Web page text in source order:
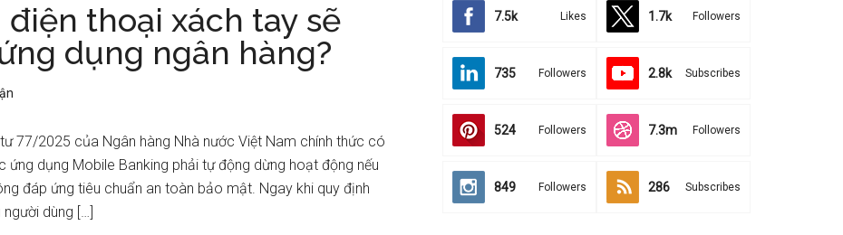
thoại xách tay sẽ
dụng ngân hàng?
77/2025 của Ngân hàng Nhà nước Việt Nam chính thức có
ứng dụng Mobile Banking phải tự động dừng hoạt động nếu
đáp ứng tiêu chuẩn an toàn bảo mật. Ngay khi quy định
dùng […]
7.5k Likes 1.7k Followers
735 Followers 2.8k Subscribes
524 Followers 7.3m Followers
849 Followers 286 Subscribes